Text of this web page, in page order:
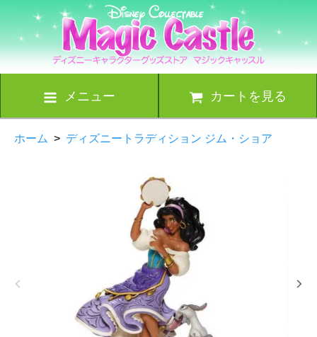
メニュー カートを見る
ホーム > ディズニートラディション ジム・ショア